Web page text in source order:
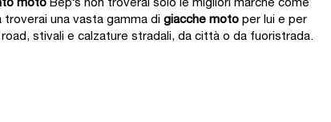
motoBep’s non troverai solo le migliori marche come
una vasta gamma di giacche motoper lui e per
stivali e calzature stradali, da città o da fuoristrada.